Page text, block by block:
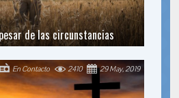
de las circunstancias
29 May, 2019
2410
En Contacto